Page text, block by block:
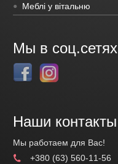
Меблі у вітальню
Мы в соц.сетях
Наши контакты
Мы работаем для Вас!
+380 (63) 560-11-56